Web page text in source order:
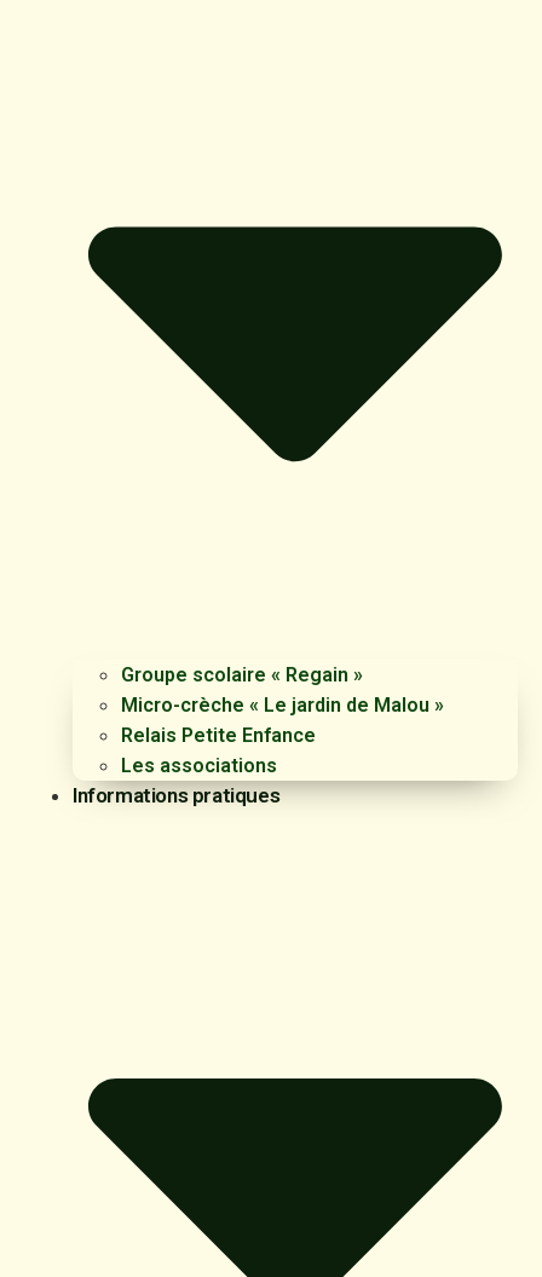
Groupe scolaire « Regain »
Micro-crèche « Le jardin de Malou »
Relais Petite Enfance
Les associations
Informations pratiques